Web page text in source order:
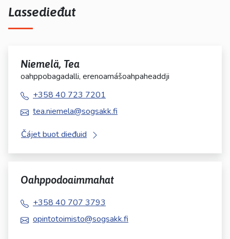
Lassedieđut
Niemelä, Tea
oahppobagadalli, erenoamášoahpaheaddji
+358 40 723 7201
tea.niemela@sogsakk.fi
Čájet buot dieđuid
Oahppodoaimmahat
+358 40 707 3793
opintotoimisto@sogsakk.fi